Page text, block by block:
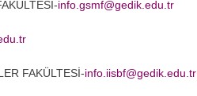
info.gsmf@gedik.edu.tr
FAKÜLTESİ-info.iisbf@gedik.edu.tr